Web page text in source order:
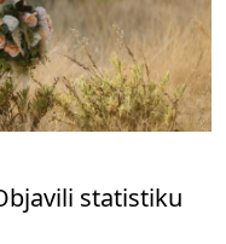
statistiku